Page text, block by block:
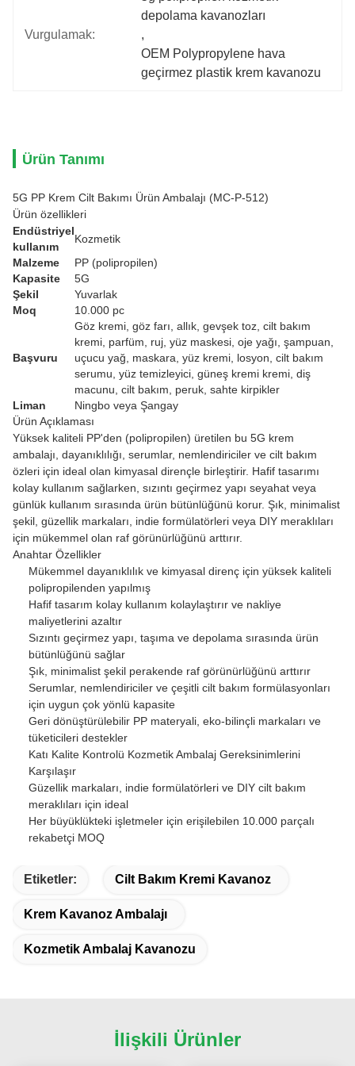
Vurgulamak:
depolama kavanozları
,
OEM Polypropylene hava
geçirmez plastik krem kavanozu
Ürün Tanımı
5G PP Krem Cilt Bakımı Ürün Ambalajı (MC-P-512)
Ürün özellikleri
Endüstriyel
kullanım
Kozmetik
Malzeme
PP (polipropilen)
Kapasite
5G
Şekil
Yuvarlak
Moq
10.000 pc
Başvuru
Göz kremi, göz farı, allık, gevşek toz, cilt bakım
kremi, parfüm, ruj, yüz maskesi, oje yağı, şampuan,
uçucu yağ, maskara, yüz kremi, losyon, cilt bakım
serumu, yüz temizleyici, güneş kremi kremi, diş
macunu, cilt bakım, peruk, sahte kirpikler
Liman
Ningbo veya Şangay
Ürün Açıklaması
Yüksek kaliteli PP'den (polipropilen) üretilen bu 5G krem
ambalajı, dayanıklılığı, serumlar, nemlendiriciler ve cilt bakım
özleri için ideal olan kimyasal dirençle birleştirir. Hafif tasarımı
kolay kullanım sağlarken, sızıntı geçirmez yapı seyahat veya
günlük kullanım sırasında ürün bütünlüğünü korur. Şık, minimalist
şekil, güzellik markaları, indie formülatörleri veya DIY meraklıları
için mükemmel olan raf görünürlüğünü arttırır.
Anahtar Özellikler
Mükemmel dayanıklılık ve kimyasal direnç için yüksek kaliteli
polipropilenden yapılmış
Hafif tasarım kolay kullanım kolaylaştırır ve nakliye
maliyetlerini azaltır
Sızıntı geçirmez yapı, taşıma ve depolama sırasında ürün
bütünlüğünü sağlar
Şık, minimalist şekil perakende raf görünürlüğünü arttırır
Serumlar, nemlendiriciler ve çeşitli cilt bakım formülasyonları
için uygun çok yönlü kapasite
Geri dönüştürülebilir PP materyali, eko-bilinçli markaları ve
tüketicileri destekler
Katı Kalite Kontrolü Kozmetik Ambalaj Gereksinimlerini
Karşılaşır
Güzellik markaları, indie formülatörleri ve DIY cilt bakım
meraklıları için ideal
Her büyüklükteki işletmeler için erişilebilen 10.000 parçalı
rekabetçi MOQ
Etiketler: Cilt Bakım Kremi Kavanoz
Krem Kavanoz Ambalajı
Kozmetik Ambalaj Kavanozu
İlişkili Ürünler